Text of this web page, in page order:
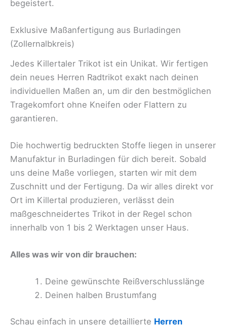
begeistert.
Exklusive Maßanfertigung aus Burladingen
(Zollernalbkreis)
Jedes Killertaler Trikot ist ein Unikat. Wir fertigen
dein neues Herren Radtrikot exakt nach deinen
individuellen Maßen an, um dir den bestmöglichen
Tragekomfort ohne Kneifen oder Flattern zu
garantieren.
Die hochwertig bedruckten Stoffe liegen in unserer
Manufaktur in Burladingen für dich bereit. Sobald
uns deine Maße vorliegen, starten wir mit dem
Zuschnitt und der Fertigung. Da wir alles direkt vor
Ort im Killertal produzieren, verlässt dein
maßgeschneidertes Trikot in der Regel schon
innerhalb von 1 bis 2 Werktagen unser Haus.
Alles was wir von dir brauchen:
Deine gewünschte Reißverschlusslänge
Deinen halben Brustumfang
Schau einfach in unsere detaillierte Herren